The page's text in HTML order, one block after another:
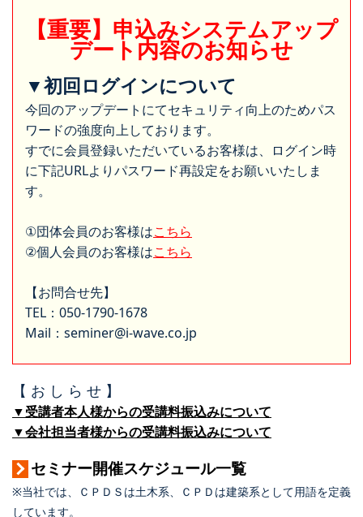
【重要】申込みシステムアップ
デート内容のお知らせ
▼初回ログインについて
今回のアップデートにてセキュリティ向上のためパス
ワードの強度向上しております。
すでに会員登録いただいているお客様は、ログイン時
に下記URLよりパスワード再設定をお願いいたしま
す。
①団体会員のお客様はこちら
②個人会員のお客様はこちら
【お問合せ先】
TEL：050-1790-1678
Mail：seminer@i-wave.co.jp
【 お し ら せ 】
▼受講者本人様からの受講料振込みについて
▼会社担当者様からの受講料振込みについて
セミナー開催スケジュール一覧
※当社では、ＣＰＤＳは土木系、ＣＰＤは建築系として用語を定義
しています。